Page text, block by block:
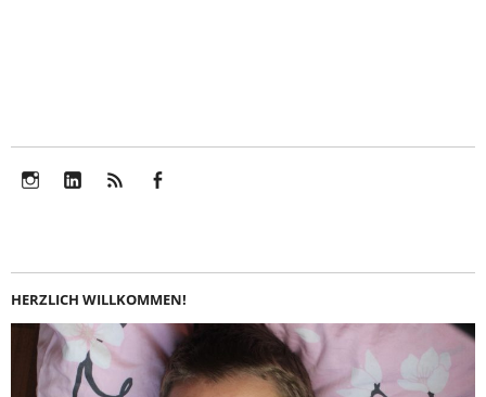
HERZLICH WILLKOMMEN!